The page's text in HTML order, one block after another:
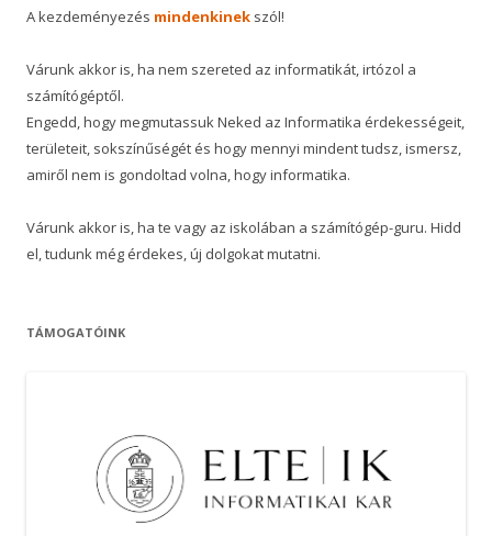
A kezdeményezés mindenkinek szól!
Várunk akkor is, ha nem szereted az informatikát, irtózol a
számítógéptől.
Engedd, hogy megmutassuk Neked az Informatika érdekességeit,
területeit, sokszínűségét és hogy mennyi mindent tudsz, ismersz,
amiről nem is gondoltad volna, hogy informatika.
Várunk akkor is, ha te vagy az iskolában a számítógép-guru. Hidd
el, tudunk még érdekes, új dolgokat mutatni.
TÁMOGATÓINK